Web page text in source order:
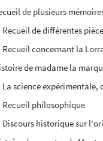
de plusieurs
Recueil de différentes
Recueil concernant la
de madame la
La science
Recueil philosophique
Discours historique sur